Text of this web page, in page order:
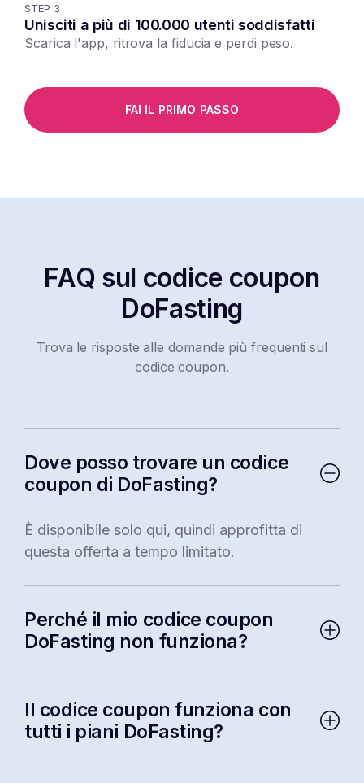
STEP 3
Unisciti a più di 100.000 utenti soddisfatti
Scarica l'app, ritrova la fiducia e perdi peso.
FAI IL PRIMO PASSO
FAQ sul codice coupon
DoFasting
Trova le risposte alle domande più frequenti sul
codice coupon.
Dove posso trovare un codice
coupon di DoFasting?
È disponibile solo qui, quindi approfitta di
questa offerta a tempo limitato.
Perché il mio codice coupon
DoFasting non funziona?
hello@dofasting.com
Il codice coupon funziona con
tutti i piani DoFasting?